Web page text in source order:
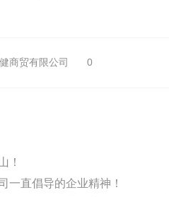
商贸有限公司 0
！
直倡导的企业精神！